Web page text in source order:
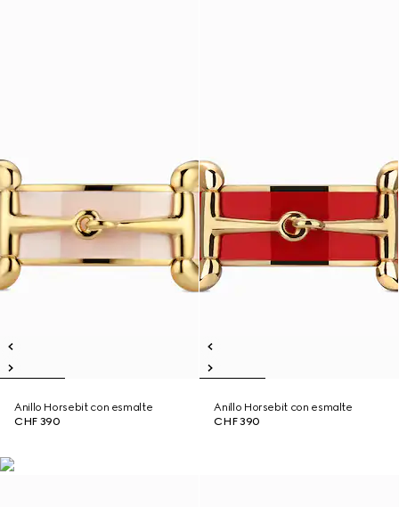
Anillo Horsebit con esmalte
CHF 390
Anillo Horsebit con esmalte
CHF 390